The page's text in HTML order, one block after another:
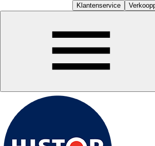
Klantenservice